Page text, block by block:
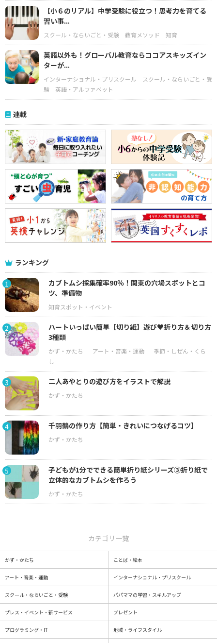
【小６のリアル】中学受験に役立つ！思考力を育てる
習い事...
スクール・ならいごと・受験 教育メソッド 知育
英語以外も！グローバル教育ならココアスキッズイン
ターが...
インターナショナル・プリスクール
スクール・ならいごと・受
験
英語・アルファベット
連載
ランキング
1
カブトムシ採集確率90％！関東の穴場スポットとコ
ツ、準備物
2
ハートいっぱい簡単【切り紙】遊び♥折り方＆切り方
3種類
3 二人あやとりの遊び方をイラストで解説
4 千羽鶴の作り方【簡単・きれいにつなげるコツ】
5
子どもが1分でできる簡単折り紙シリーズ③折り紙で
立体的なカブトムシを作ろう
カテゴリ一覧
かず・かたち ことば・絵本
アート・音楽・運動 インターナショナル・プリスクール
スクール・ならいごと・受験 パパママの学習・スキルアップ
プレス・イベント・新サービス プレゼント
プログラミング・IT 地域・ライフスタイル